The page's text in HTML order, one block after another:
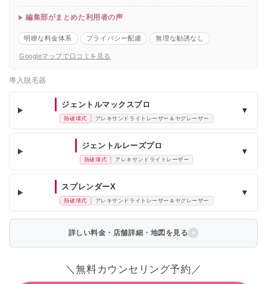
編集部がまとめた利用者の声
明瞭な料金体系 プライバシー配慮 無理な勧誘なし
Googleマップで口コミを見る
導入脱毛器
ジェントルマックスプロ
熱破壊式 アレキサンドライトレーザー＆ヤグレーザー
▼
ジェントルレーズプロ
熱破壊式 アレキサンドライトレーザー
▼
スプレンダーX
熱破壊式 アレキサンドライトレーザー＆ヤグレーザー
▼
詳しい料金・店舗詳細・地図を見る
＼無料カウンセリング予約／